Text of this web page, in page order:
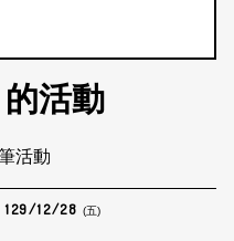
的活動
活動
129/12/28 (五)